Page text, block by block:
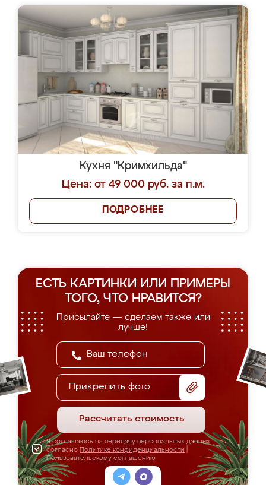
Кухня "Кримхильда"
Цена: от 49 000 руб. за п.м.
ПОДРОБНЕЕ
ЕСТЬ КАРТИНКИ ИЛИ ПРИМЕРЫ
ТОГО, ЧТО НРАВИТСЯ?
Присылайте — сделаем также или
лучше!
Прикрепить фото
Рассчитать стоимость
Я соглашаюсь на передачу персональных данных
согласно Политике конфиденциальности
Пользовательскому соглашению